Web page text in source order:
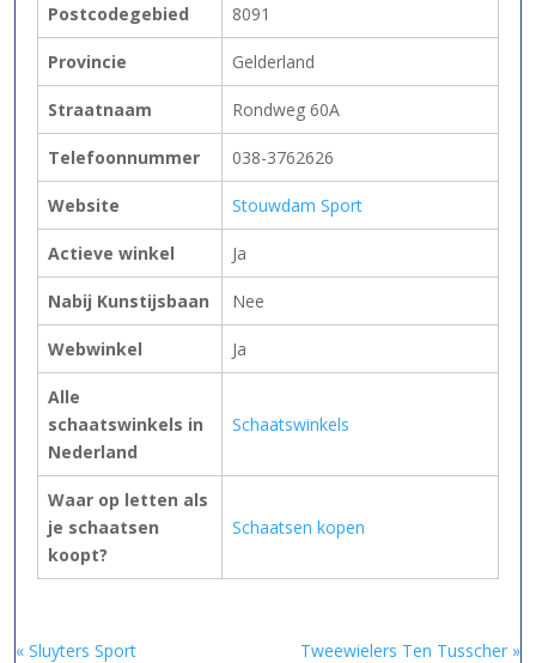
Postcodegebied 8091
Provincie Gelderland
Straatnaam Rondweg 60A
Telefoonnummer 038-3762626
Website Stouwdam Sport
Actieve winkel Ja
Nabij Kunstijsbaan Nee
Webwinkel Ja
Alle
schaatswinkels in
Nederland
Schaatswinkels
Waar op letten als
je schaatsen
koopt?
Schaatsen kopen
« Sluyters Sport Tweewielers Ten Tusscher »